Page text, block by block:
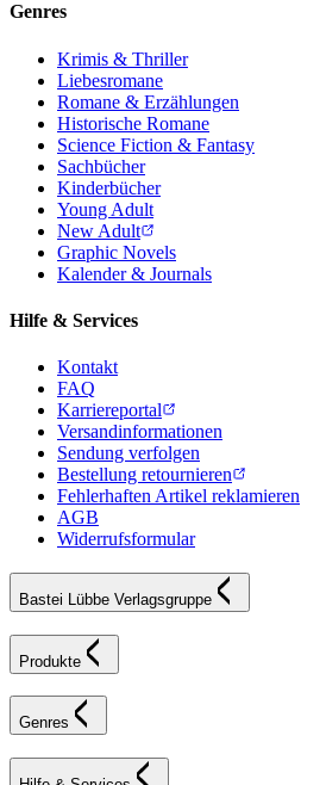
Genres
Krimis & Thriller
Liebesromane
Romane & Erzählungen
Historische Romane
Science Fiction & Fantasy
Sachbücher
Kinderbücher
Young Adult
New Adult
Graphic Novels
Kalender & Journals
Hilfe & Services
Kontakt
FAQ
Karriereportal
Versandinformationen
Sendung verfolgen
Bestellung retournieren
Fehlerhaften Artikel reklamieren
AGB
Widerrufsformular
Bastei Lübbe Verlagsgruppe
Produkte
Genres